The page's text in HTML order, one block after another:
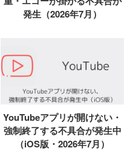
発生（2026年7月）
YouTubeアプリが開けない・
強制終了する不具合が発生中
（iOS版・2026年7月）